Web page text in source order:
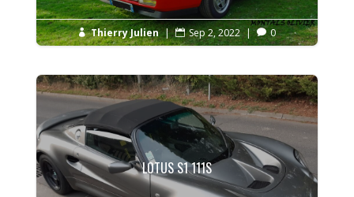
 Thierry Julien |  Sep 2, 2022 |  0
LOTUS S1 111S